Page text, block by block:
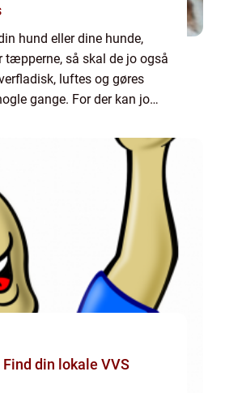
hund eller dine hunde,
tæpperne, så skal de jo også
luftes og gøres
gange. For der kan jo
du måske ikke har op...
Find din lokale VVS